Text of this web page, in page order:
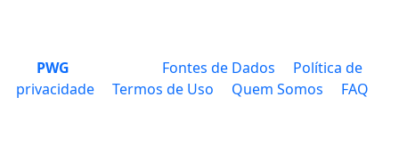
PWG Fontes de Dados
Política de
privacidade
Termos de Uso Quem Somos FAQ